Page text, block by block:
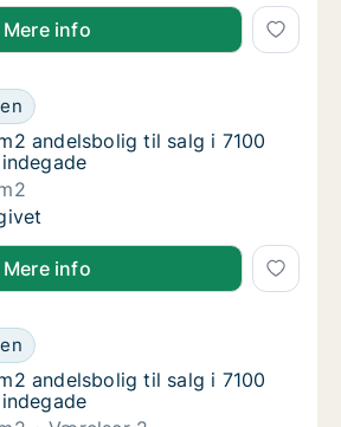
Mere info
andelsbolig til salg i 7100 Vejle,
til salg i 7100 Vejle,
andelsbolig til salg i 7100 Vejle,
andelsbolig til salg i 7100
andelsbolig til salg i 7100 Vejle,
Mere info
andelsbolig til salg i 7100 Vejle,
til salg i 7100 Vejle,
andelsbolig til salg i 7100 Vejle,
andelsbolig til salg i 7100